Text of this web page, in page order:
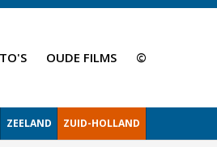
OUDE FILMS ©
ZEELAND ZUID-HOLLAND